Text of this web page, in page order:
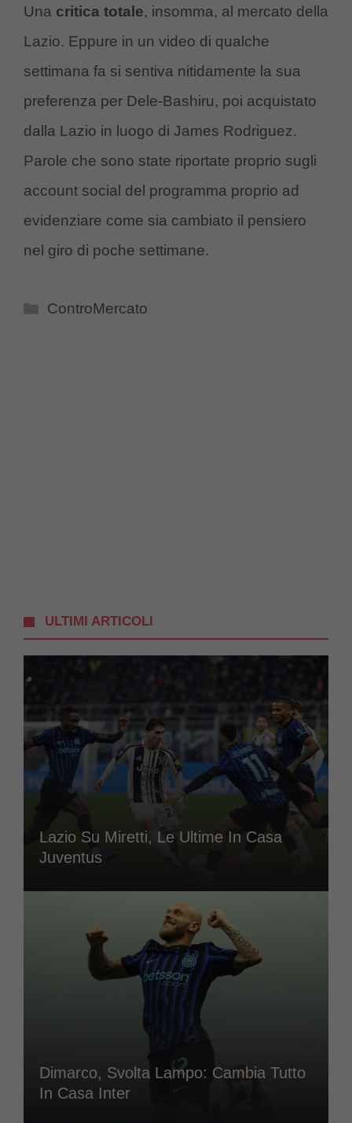
Una critica totale, insomma, al mercato della
Lazio. Eppure in un video di qualche
settimana fa si sentiva nitidamente la sua
preferenza per Dele-Bashiru, poi acquistato
dalla Lazio in luogo di James Rodriguez.
Parole che sono state riportate proprio sugli
account social del programma proprio ad
evidenziare come sia cambiato il pensiero
nel giro di poche settimane.
Categorie
ControMercato
ULTIMI ARTICOLI
Lazio Su Miretti, Le Ultime In Casa
Juventus
Dimarco, Svolta Lampo: Cambia Tutto
In Casa Inter